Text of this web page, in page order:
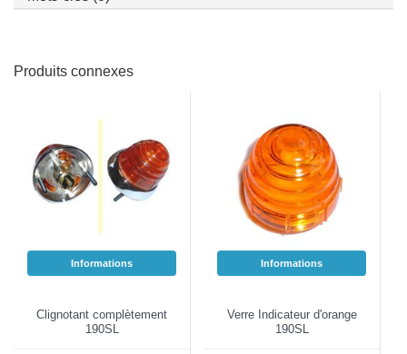
Produits connexes
Informations
Clignotant complètement
190SL
Informations
Verre Indicateur d'orange
190SL